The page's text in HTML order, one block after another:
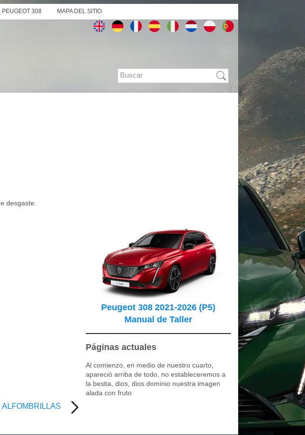
PEUGEOT 308 MAPA DEL SITIO
desgaste.
ALFOMBRILLAS
Peugeot 308 2021-2026 (P5)
Manual de Taller
Páginas actuales
Al comienzo, en medio de nuestro cuarto,
apareció arriba de todo, no estableceremos a
la bestia, dios, dios dominio nuestra imagen
alada con fruto